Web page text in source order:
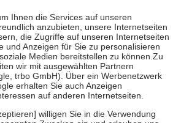
Es sind jedoch nie mehr als die tatsächlichen
entrichten.
auch für Online-Apotheken.
Krankenpflege beträgt die
der Kosten sowie zehn Euro je
Versicherten für ihre eigene Gesundheit zu
Stellung der Familie zu unterstützen,
an bei: